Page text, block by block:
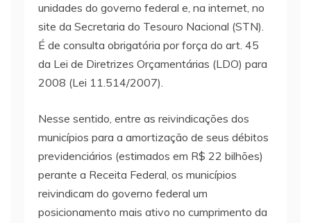
unidades do governo federal e, na internet, no
site da Secretaria do Tesouro Nacional (STN).
É de consulta obrigatória por força do art. 45
da Lei de Diretrizes Orçamentárias (LDO) para
2008 (Lei 11.514/2007).
Nesse sentido, entre as reivindicações dos
municípios para a amortização de seus débitos
previdenciários (estimados em R$ 22 bilhões)
perante a Receita Federal, os municípios
reivindicam do governo federal um
posicionamento mais ativo no cumprimento da